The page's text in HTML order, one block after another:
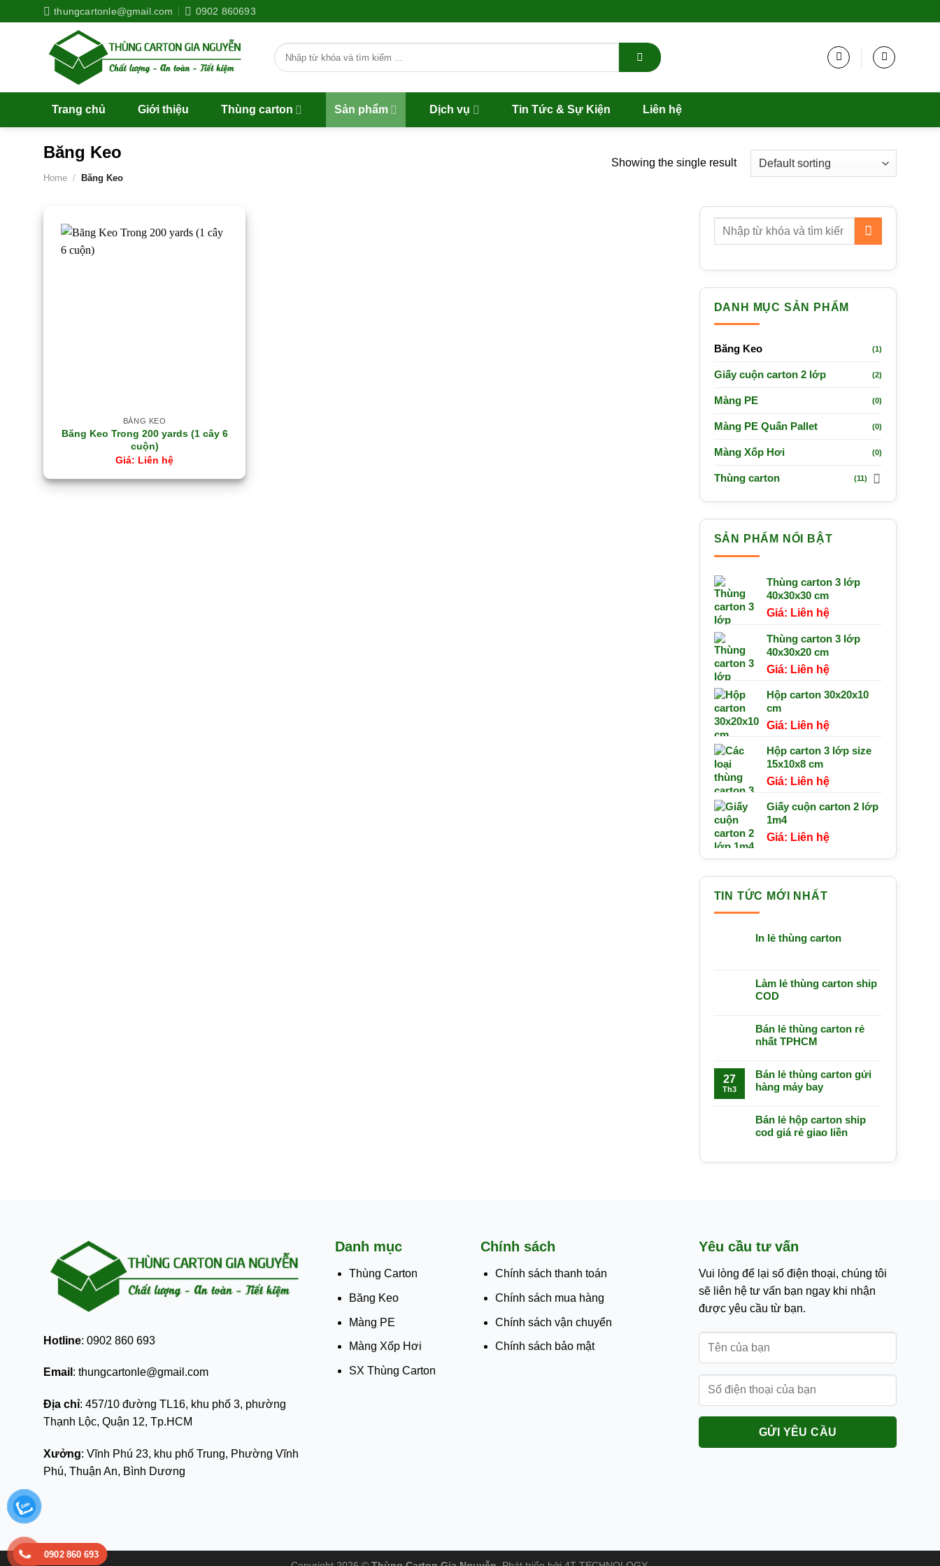
to
thungcartonle@gmail.com 0902 860693
Search
for:
Trang chủ Giới thiệu Thùng carton Sản phẩm Dịch vụ Tin Tức & Sự Kiện Liên hệ
Băng Keo
Home / Băng Keo
Showing the single result
BĂNG KEO
Băng Keo Trong 200 yards (1 cây 6
cuộn)
Liên hệ
DANH MỤC SẢN PHẨM
Băng Keo (1)
Giấy cuộn carton 2 lớp (2)
Màng PE (0)
Màng PE Quấn Pallet (0)
Màng Xốp Hơi (0)
Thùng carton (11)
SẢN PHẨM NỔI BẬT
Thùng carton 3 lớp
40x30x30 cm
Liên hệ
Thùng carton 3 lớp
40x30x20 cm
Liên hệ
Hộp carton 30x20x10
cm
Liên hệ
Hộp carton 3 lớp size
15x10x8 cm
Liên hệ
Giấy cuộn carton 2 lớp
1m4
Liên hệ
TIN TỨC MỚI NHẤT
In lẻ thùng carton
Làm lẻ thùng carton ship
COD
Bán lẻ thùng carton rẻ
nhất TPHCM
27
Th3
Bán lẻ thùng carton gửi
hàng máy bay
Bán lẻ hộp carton ship
cod giá rẻ giao liền
Hotline: 0902 860 693
Email : thungcartonle@gmail.com
Địa chỉ: 457/10 đường TL16, khu phố 3, phường
Thạnh Lộc, Quận 12, Tp.HCM
Xưởng: Vĩnh Phú 23, khu phố Trung, Phường Vĩnh
Phú, Thuận An, Bình Dương
Danh mục
Thùng Carton
Băng Keo
Màng PE
Màng Xốp Hơi
SX Thùng Carton
Chính sách
Chính sách thanh toán
Chính sách mua hàng
Chính sách vận chuyển
Chính sách bảo mật
Yêu cầu tư vấn
Vui lòng để lại số điện thoại, chúng tôi
sẽ liên hệ tư vấn bạn ngay khi nhận
được yêu cầu từ bạn.
0902 860 693